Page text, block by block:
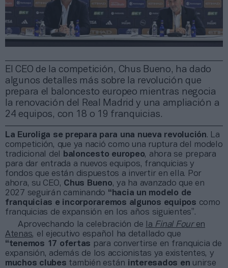
El CEO de la competición, Chus Bueno, ha dado
algunos detalles más sobre la revolución que
prepara el baloncesto europeo mientras negocia
la renovación del Real Madrid y una ampliación a
24 equipos, con 18 o 19 franquicias.
La Euroliga se prepara para una nueva revolución. La
competición, que ya nació como una ruptura del modelo
tradicional del
baloncesto europeo, ahora se prepara
para dar entrada a nuevos equipos, franquicias y
fondos que están dispuestos a invertir en ella. Por
ahora, su CEO, Chus Bueno, ya ha avanzado que en
2027 seguirán caminando “hacia un modelo de
franquicias e incorporaremos algunos equipos como
franquicias de expansión en los años siguientes”.
Aprovechando la celebración de
la Final Fouren
Atenas, el ejecutivo español ha detallado que
“tenemos 17 ofertas para convertirse en franquicia de
expansión, además de los accionistas ya existentes, y
muchos clubes también están interesados en unirse